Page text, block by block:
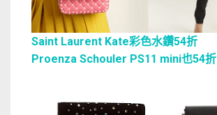
Saint Laurent Kate彩色水鑽54折
Proenza Schouler PS11 mini也54折